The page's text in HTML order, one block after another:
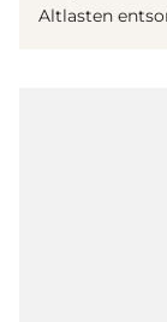
Altlasten